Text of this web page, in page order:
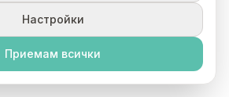
Настройки
Приемам всички